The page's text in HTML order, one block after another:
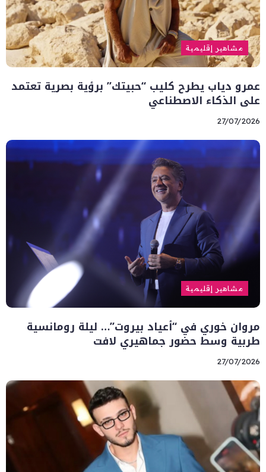
مشاهير إقليمية
عمرو دياب يطرح كليب “حبيتك” برؤية بصرية تعتمد
على الذكاء الاصطناعي
27/07/2026
مشاهير إقليمية
مروان خوري في “أعياد بيروت”… ليلة رومانسية
طربية وسط حضور جماهيري لافت
27/07/2026